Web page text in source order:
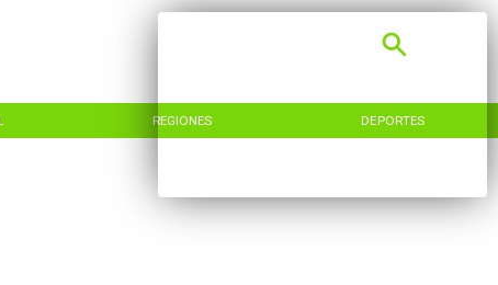
REGIONES DEPORTES